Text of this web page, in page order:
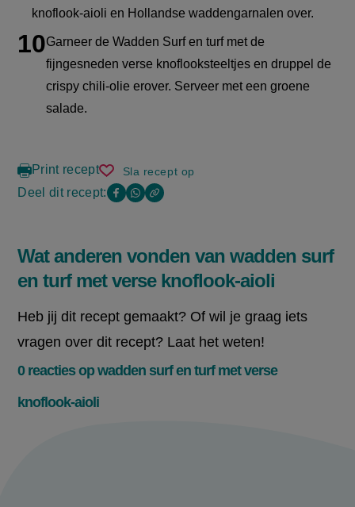
knoflook-aioli en Hollandse waddengarnalen over.
Garneer de Wadden Surf en turf met de
fijngesneden verse knoflooksteeltjes en druppel de
crispy chili-olie erover. Serveer met een groene
salade.
Print recept Sla recept op
wadden
surf
en
verse
knoflook-
aioli
Deel dit recept:
Deel
Facebook
(opent
in
Deel
pagina
WhatsApp
(opent
in
Copy
this
Wat anderen vonden van wadden surf
en turf met verse knoflook-aioli
Heb jij dit recept gemaakt? Of wil je graag iets
vragen over dit recept? Laat het weten!
0 reacties op wadden surf en turf met verse
knoflook-aioli